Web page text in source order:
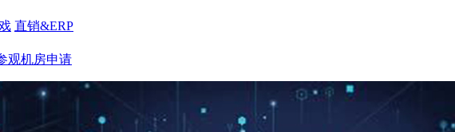
直销&ERP
观机房申请